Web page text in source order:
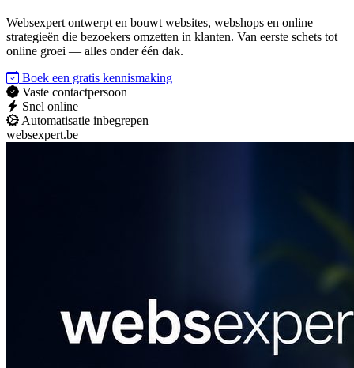
Websexpert ontwerpt en bouwt websites, webshops en online
strategieën die bezoekers omzetten in klanten. Van eerste schets tot
online groei — alles onder één dak.
Boek een gratis kennismaking
Vaste contactpersoon
Snel online
Automatisatie inbegrepen
websexpert.be